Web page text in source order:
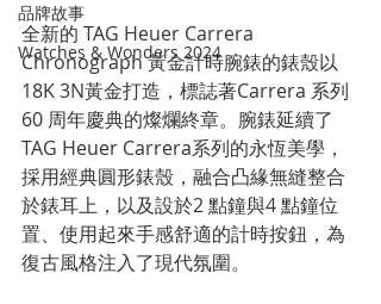
品牌故事
Watches & Wonders 2024
全新的 TAG Heuer Carrera
Chronograph 黃金計時腕錶的錶殼以
18K 3N黃金打造，標誌著Carrera 系列
60 周年慶典的燦爛終章。腕錶延續了
TAG Heuer Carrera系列的永恆美學，
採用經典圓形錶殼，融合凸緣無縫整合
於錶耳上，以及設於2 點鐘與4 點鐘位
置、使用起來手感舒適的計時按鈕，為
復古風格注入了現代氛圍。